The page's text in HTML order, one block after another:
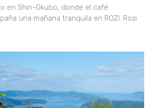
en Shin-Okubo, donde el café
una mañana tranquila en ROZI. Rozi